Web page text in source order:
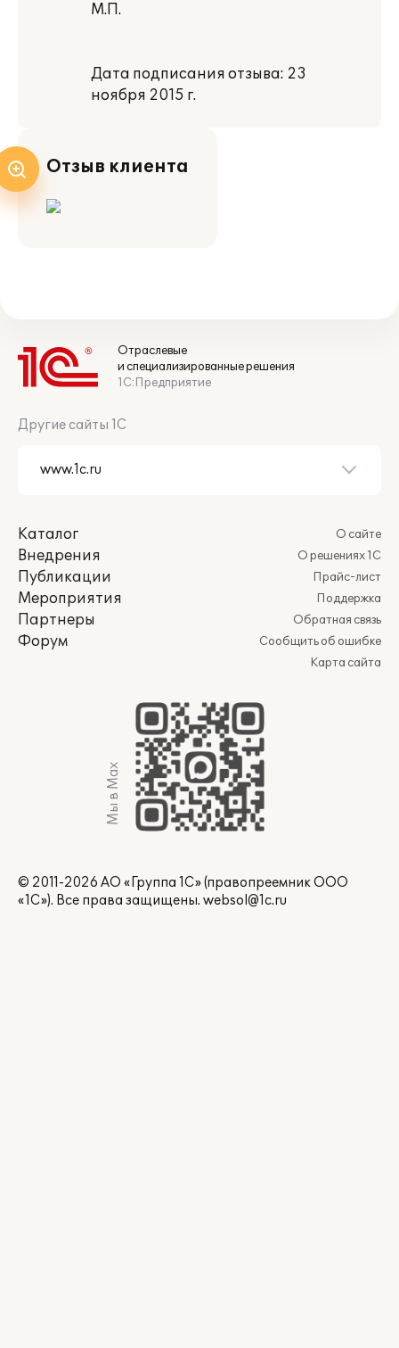
М.П.
Дата подписания отзыва: 23
ноября 2015 г.
Отзыв клиента
Отраслевые
и специализированные решения
1С:Предприятие
Другие сайты 1С
Каталог
Внедрения
Публикации
Мероприятия
Партнеры
Форум
О сайте
О решениях 1С
Прайс-лист
Поддержка
Обратная связь
Сообщить об ошибке
Карта сайта
Мы в Max
© 2011-2026 АО «Группа 1С» (правопреемник ООО
«1С»). Все права защищены. websol@1c.ru